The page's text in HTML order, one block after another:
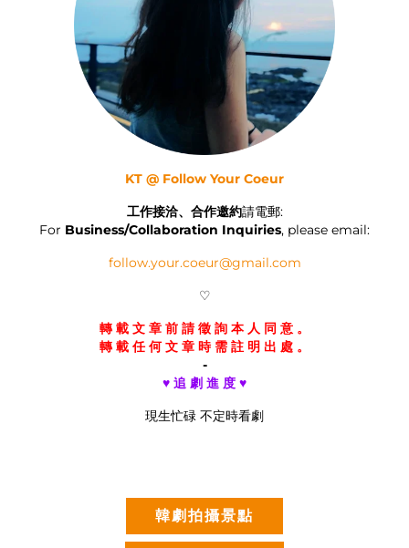
KT @ Follow Your Coeur
工作接洽、合作邀約請電郵:
For Business/Collaboration Inquiries, please email:
follow.your.coeur@gmail.com
♡
轉 載 文 章 前 請 徵 詢 本 人 同 意 。
轉 載 任 何 文 章 時 需 註 明 出 處 。
-
♥ 追 劇 進 度 ♥
現生忙碌 不定時看劇
韓劇拍攝景點